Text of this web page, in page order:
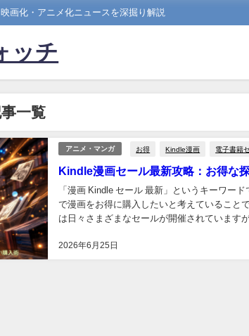
画化・アニメ化ニュースを深掘り解説
ッチ
一覧
アニメ・マンガ お得 Kindle漫画 電子書籍
Kindle漫画セール最新攻略：お得な
2026年6月25日
「漫画 Kindle セール 最新」というキーワー
で漫画をお得に購入したいと考えていること
は日々さまざまなセールが開催されています